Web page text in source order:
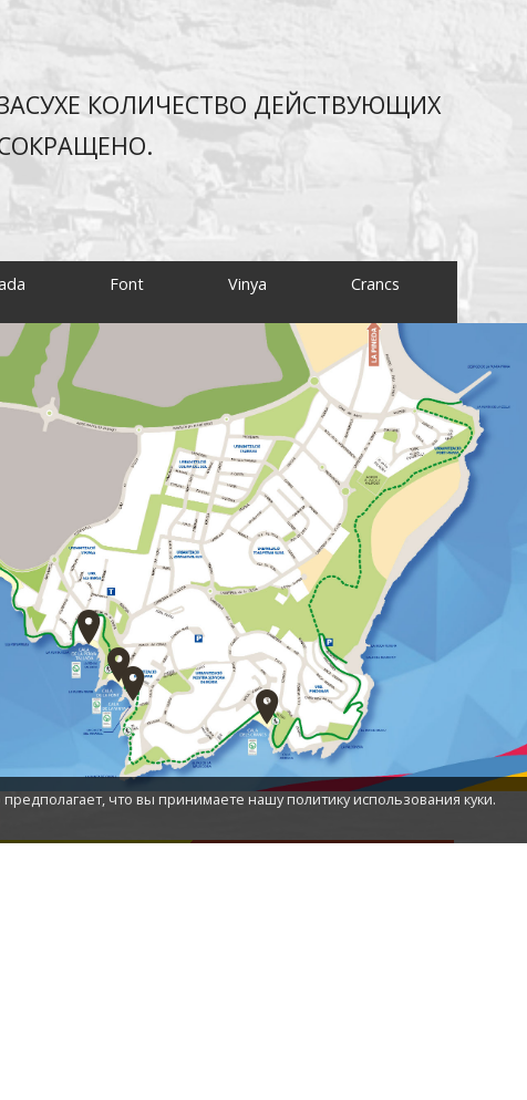
что вы принимаете нашу политику использования куки.
КОЛИЧЕСТВО ДЕЙСТВУЮЩИХ
Font Vinya Crancs